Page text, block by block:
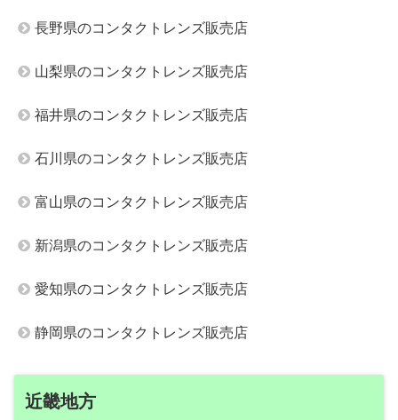
長野県のコンタクトレンズ販売店
山梨県のコンタクトレンズ販売店
福井県のコンタクトレンズ販売店
石川県のコンタクトレンズ販売店
富山県のコンタクトレンズ販売店
新潟県のコンタクトレンズ販売店
愛知県のコンタクトレンズ販売店
静岡県のコンタクトレンズ販売店
近畿地方